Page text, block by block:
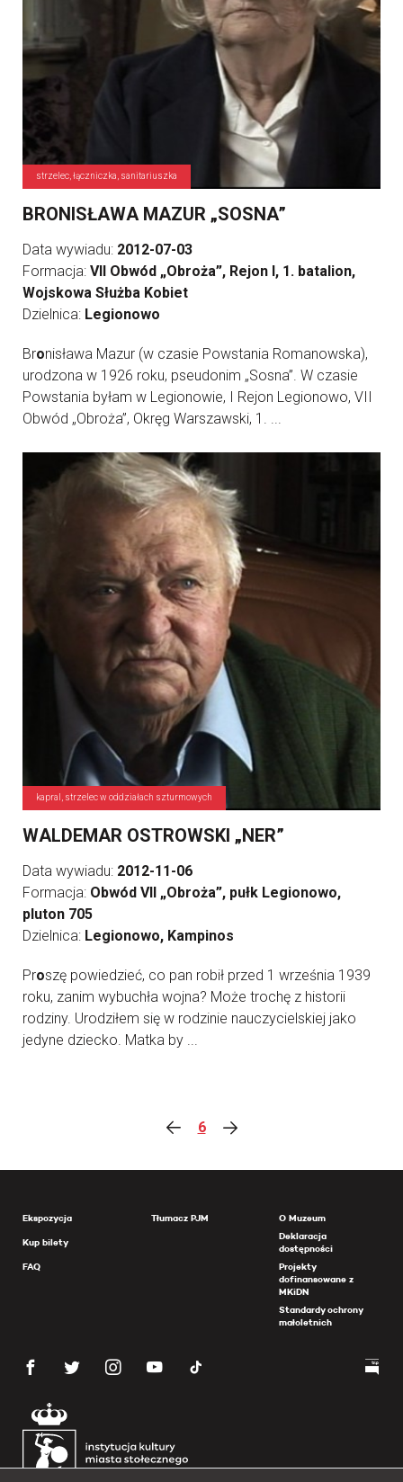
strzelec, łączniczka, sanitariuszka
BRONISŁAWA MAZUR „SOSNA”
Data wywiadu: 2012-07-03
Formacja: VII Obwód „Obroża”, Rejon I, 1. batalion,
Wojskowa Służba Kobiet
Dzielnica: Legionowo
Bronisława Mazur (w czasie Powstania Romanowska),
urodzona w 1926 roku, pseudonim „Sosna”. W czasie
Powstania byłam w Legionowie, I Rejon Legionowo, VII
Obwód „Obroża”, Okręg Warszawski, 1. ...
kapral, strzelec w oddziałach szturmowych
WALDEMAR OSTROWSKI „NER”
Data wywiadu: 2012-11-06
Formacja: Obwód VII „Obroża”, pułk Legionowo,
pluton 705
Dzielnica: Legionowo, Kampinos
Proszę powiedzieć, co pan robił przed 1 września 1939
roku, zanim wybuchła wojna? Może trochę z historii
rodziny. Urodziłem się w rodzinie nauczycielskiej jako
jedyne dziecko. Matka by ...
6
Ekspozycja
Kup bilety
FAQ
Tłumacz PJM
O Muzeum
Deklaracja
dostępności
Projekty
dofinansowane z
MKiDN
Standardy ochrony
małoletnich